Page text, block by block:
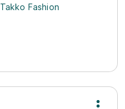
Takko Fashion